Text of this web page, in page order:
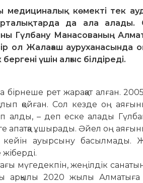
медициналық көмекті тек
да ала
Гүлбану Манасованың
ол Жалағаш
үшін алғыс білдіреді.
бірнеше рет жарақат алған.
қойған. Сол кезде оң
алды, – деп еске алады
апатқа ұшырады. Әйел оң
ауырсыну басылмады.
мүгедекпін, жеңілдік
арқылы 2020 жылы Алматыға